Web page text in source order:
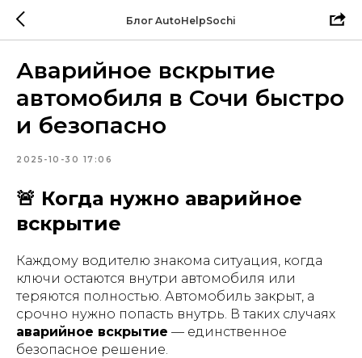
Блог AutoHelpSochi
Аварийное вскрытие
автомобиля в Сочи быстро
и безопасно
2025-10-30 17:06
🚨 Когда нужно аварийное
вскрытие
Каждому водителю знакома ситуация, когда
ключи остаются внутри автомобиля или
теряются полностью. Автомобиль закрыт, а
срочно нужно попасть внутрь. В таких случаях
аварийное вскрытие — единственное
безопасное решение.